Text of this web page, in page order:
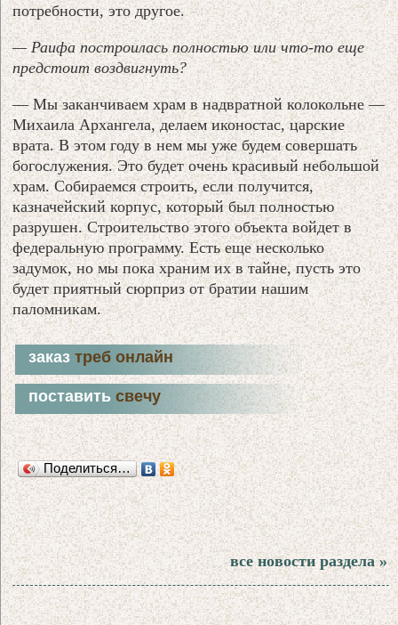
потребности, это другое.
— Раифа построилась полностью или что-то еще
предстоит воздвигнуть?
— Мы заканчиваем храм в надвратной колокольне —
Михаила Архангела, делаем иконостас, царские
врата. В этом году в нем мы уже будем совершать
богослужения. Это будет очень красивый небольшой
храм. Собираемся строить, если получится,
казначейский корпус, который был полностью
разрушен. Строительство этого объекта войдет в
федеральную программу. Есть еще несколько
задумок, но мы пока храним их в тайне, пусть это
будет приятный сюрприз от братии нашим
паломникам.
заказтреб онлайн
поставитьсвечу
Поделиться…
все новости раздела »